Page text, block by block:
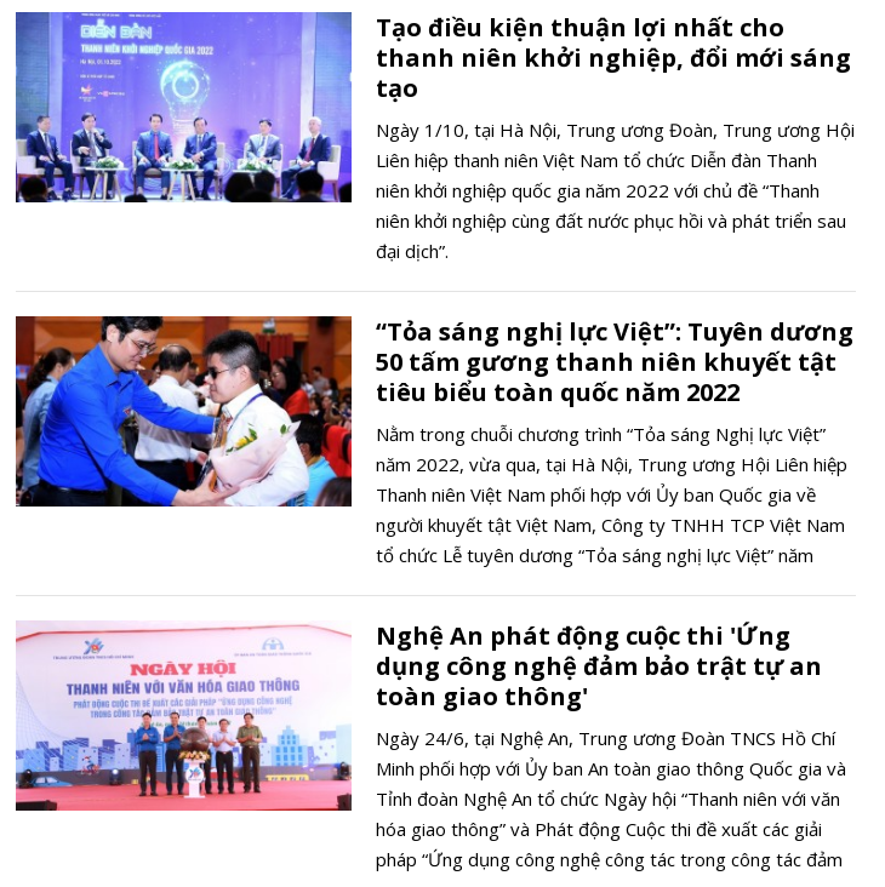
Tạo điều kiện thuận lợi nhất cho
thanh niên khởi nghiệp, đổi mới sáng
tạo
Ngày 1/10, tại Hà Nội, Trung ương Đoàn, Trung ương Hội
Liên hiệp thanh niên Việt Nam tổ chức Diễn đàn Thanh
niên khởi nghiệp quốc gia năm 2022 với chủ đề “Thanh
niên khởi nghiệp cùng đất nước phục hồi và phát triển sau
đại dịch”.
“Tỏa sáng nghị lực Việt”: Tuyên dương
50 tấm gương thanh niên khuyết tật
tiêu biểu toàn quốc năm 2022
Nằm trong chuỗi chương trình “Tỏa sáng Nghị lực Việt”
năm 2022, vừa qua, tại Hà Nội, Trung ương Hội Liên hiệp
Thanh niên Việt Nam phối hợp với Ủy ban Quốc gia về
người khuyết tật Việt Nam, Công ty TNHH TCP Việt Nam
tổ chức Lễ tuyên dương “Tỏa sáng nghị lực Việt” năm
Nghệ An phát động cuộc thi 'Ứng
dụng công nghệ đảm bảo trật tự an
toàn giao thông'
Ngày 24/6, tại Nghệ An, Trung ương Đoàn TNCS Hồ Chí
Minh phối hợp với Ủy ban An toàn giao thông Quốc gia và
Tỉnh đoàn Nghệ An tổ chức Ngày hội “Thanh niên với văn
hóa giao thông” và Phát động Cuộc thi đề xuất các giải
pháp “Ứng dụng công nghệ công tác trong công tác đảm